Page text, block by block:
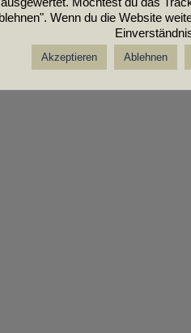
Wenn du die Website
Akzeptieren Ablehnen